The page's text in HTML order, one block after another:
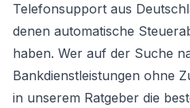
Telefonsupport aus
denen automatische
haben. Wer auf der Suche
Bankdienstleistungen ohne
in unserem Ratgeber die